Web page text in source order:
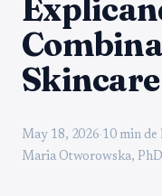
May 18, 2026· 10 min de
Maria Otworowska, PhD